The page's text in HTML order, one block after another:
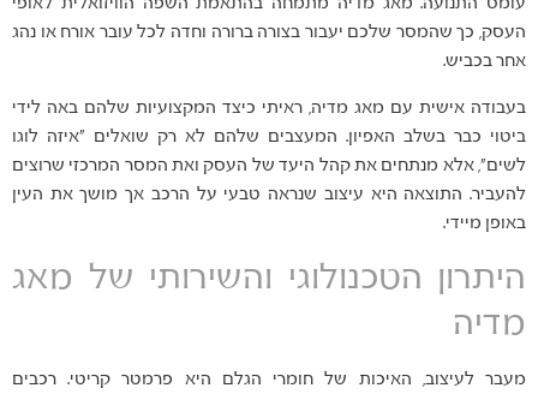
העסק, כך שהמסר שלכם יעבור בצורה ברורה וחדה לכל עובר אורח או נהג
אחר בכביש.
בעבודה אישית עם מאג מדיה, ראיתי כיצד המקצועיות שלהם באה לידי
ביטוי כבר בשלב האפיון. המעצבים שלהם לא רק שואלים "איזה לוגו
לשים", אלא מנתחים את קהל היעד של העסק ואת המסר המרכזי שרוצים
להעביר. התוצאה היא עיצוב שנראה טבעי על הרכב אך מושך את העין
באופן מיידי.
היתרון הטכנולוגי והשירותי של מאג
מדיה
מעבר לעיצוב, האיכות של חומרי הגלם היא פרמטר קריטי. רכבים